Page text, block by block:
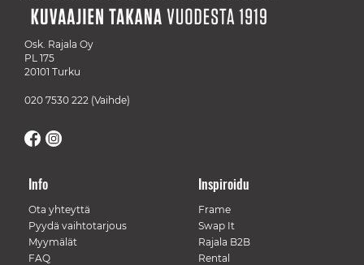
Osk. Rajala Oy
PL 175
20101 Turku
020 7530 222 (Vaihde)
Info
Ota yhteyttä
Pyydä vaihtotarjous
Myymälät
FAQ
Inspiroidu
Frame
Swap It
Rajala B2B
Rental